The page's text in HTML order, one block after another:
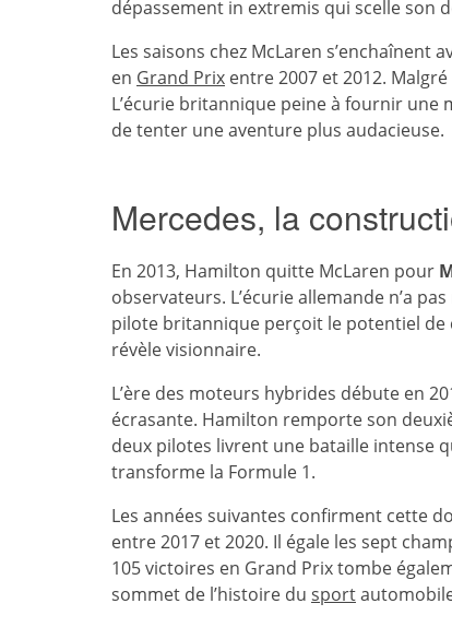
dépassement in extremis qui scelle son
Les saisons chez McLaren s’enchaînent
en Grand Prix entre 2007 et 2012.
L’écurie britannique peine à fournir
de tenter une aventure plus audacieuse.
Mercedes, la
En 2013, Hamilton quitte McLaren pour
observateurs. L’écurie allemande n’a
pilote britannique perçoit le potentiel
révèle visionnaire.
L’ère des moteurs hybrides débute en
écrasante. Hamilton remporte son
deux pilotes livrent une bataille intense
transforme la Formule 1.
Les années suivantes confirment cette
entre 2017 et 2020. Il égale les sept
105 victoires en Grand Prix tombe
sommet de l’histoire du sport